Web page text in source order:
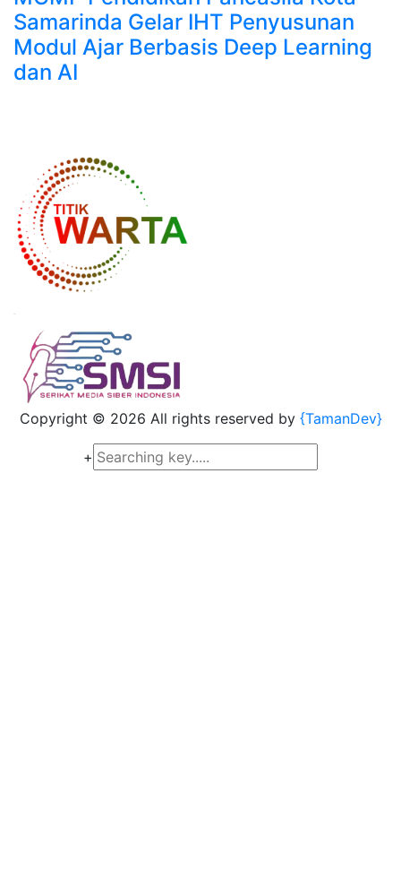
Samarinda Gelar IHT Penyusunan
Modul Ajar Berbasis Deep Learning
dan AI
Copyright © 2026 All rights reserved by {TamanDev}
+